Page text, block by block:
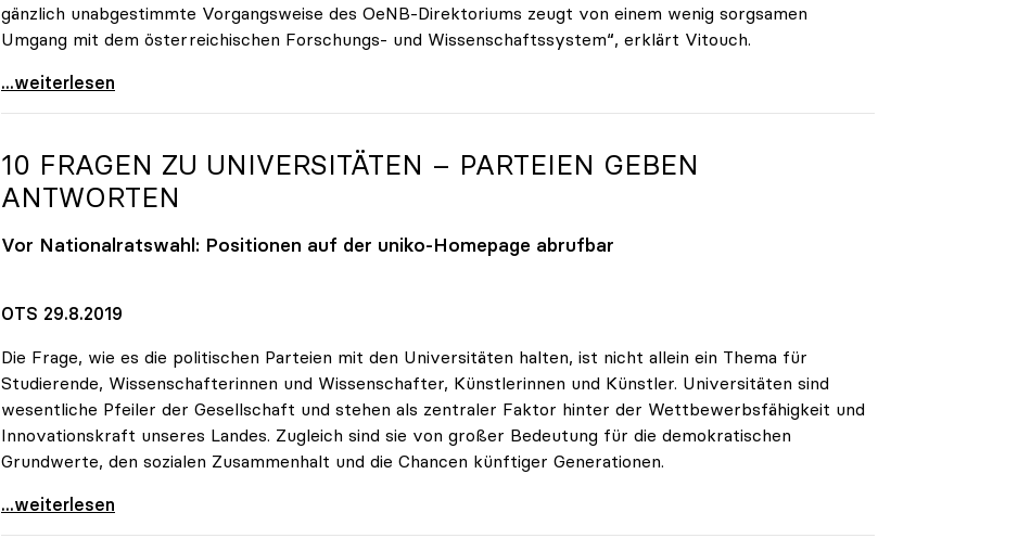
gänzlich unabgestimmte Vorgangsweise des OeNB-Direktoriums zeugt von einem wenig sorgsamen
Umgang mit dem österreichischen Forschungs- und Wissenschaftssystem“, erklärt Vitouch.
OeNB-Jubiläumsfonds: uniko-Kritik an „wenig
...weiterlesen
10 FRAGEN ZU UNIVERSITÄTEN – PARTEIEN GEBEN
ANTWORTEN
Vor Nationalratswahl: Positionen auf der uniko-Homepage abrufbar
OTS 29.8.2019
Die Frage, wie es die politischen Parteien mit den Universitäten halten, ist nicht allein ein Thema für
Studierende, Wissenschafterinnen und Wissenschafter, Künstlerinnen und Künstler. Universitäten sind
wesentliche Pfeiler der Gesellschaft und stehen als zentraler Faktor hinter der Wettbewerbsfähigkeit und
Innovationskraft unseres Landes. Zugleich sind sie von großer Bedeutung für die demokratischen
Grundwerte, den sozialen Zusammenhalt und die Chancen künftiger Generationen.
10 Fragen zu Universitäten – Parteien geben
...weiterlesen